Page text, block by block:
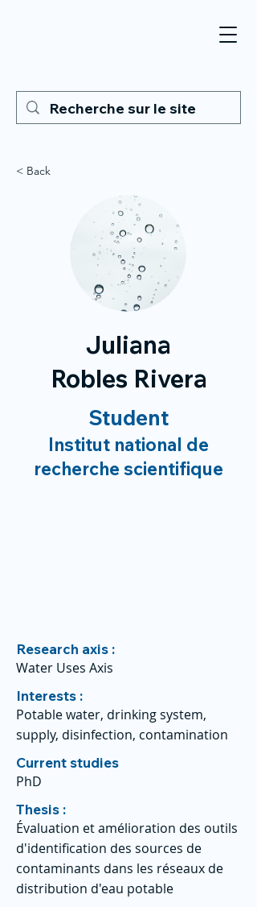
< Back
Juliana
Robles Rivera
Student
Institut national de
recherche scientifique
Research axis :
Water Uses Axis
Interests :
Potable water, drinking system,
supply, disinfection, contamination
Current studies
PhD
Thesis :
Évaluation et amélioration des outils
d'identification des sources de
contaminants dans les réseaux de
distribution d'eau potable